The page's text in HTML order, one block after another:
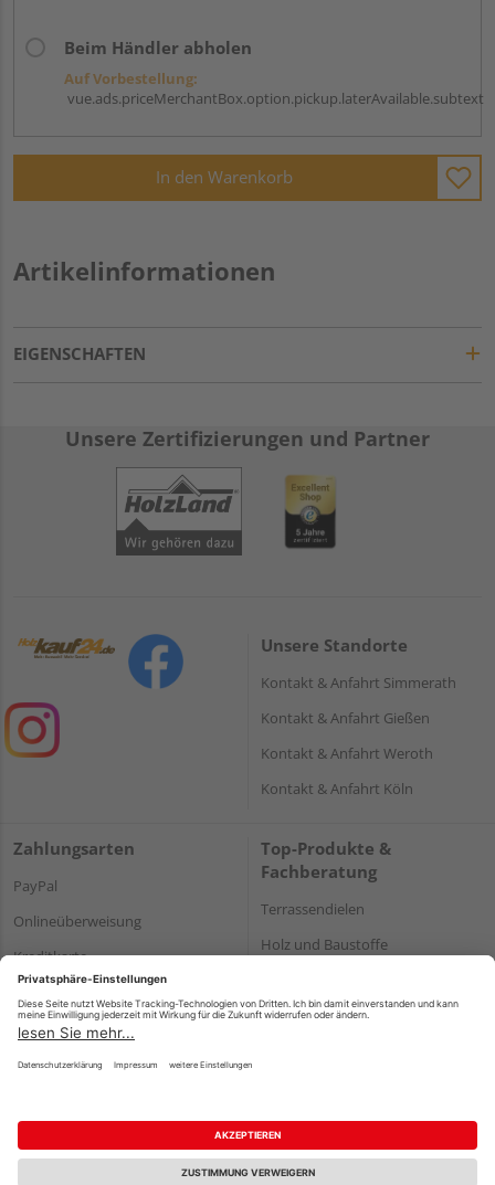
Beim Händler abholen
Auf Vorbestellung:
vue.ads.priceMerchantBox.option.pickup.laterAvailable.subtext
In den Warenkorb
Artikelinformationen
EIGENSCHAFTEN
Unsere Zertifizierungen und Partner
Unsere Standorte
Kontakt & Anfahrt Simmerath
Kontakt & Anfahrt Gießen
Kontakt & Anfahrt Weroth
Kontakt & Anfahrt Köln
Zahlungsarten
PayPal
Onlineüberweisung
Kreditkarte
Rechnung*
*Bonität vorausgesetzt
Top-Produkte &
Fachberatung
Terrassendielen
Holz und Baustoffe
Impressum Datenschutz AGB
Barrierefreiheitserklärung
Vertrag widerrufen